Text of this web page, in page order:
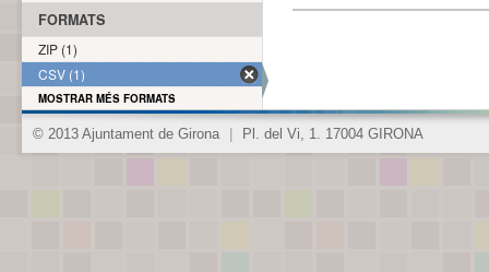
FORMATS
ZIP (1)
CSV (1)
MOSTRAR MÉS FORMATS
© 2013 Ajuntament de Girona Pl. del Vi, 1. 17004 GIRONA